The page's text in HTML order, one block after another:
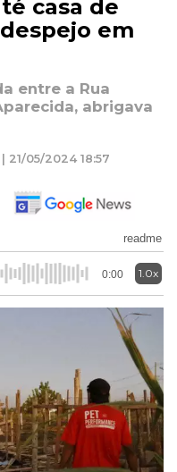
casa de
em
entre a Rua
abrigava
21/05/2024 18:57
readme
0:00 1.0x